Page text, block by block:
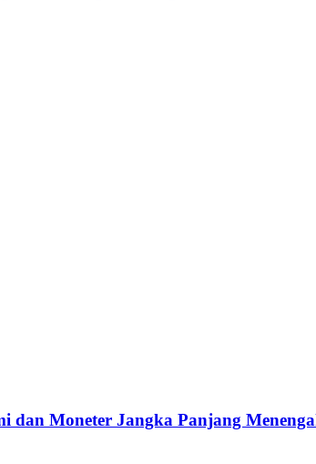
dan Moneter Jangka Panjang